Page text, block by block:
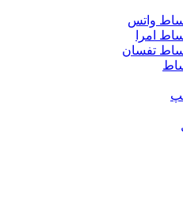
واتس
امرا
تفسان